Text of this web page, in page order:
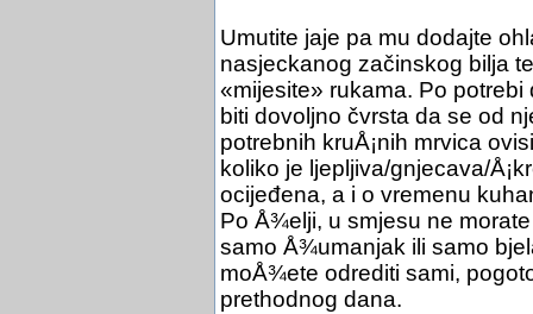
Umutite jaje pa mu dodajte
nasjeckanog začinskog bilja
«mijesite» rukama. Po potrebi
biti dovoljno čvrsta da se od
potrebnih kruÅ¡nih mrvica
koliko je ljepljiva/gnjecava/
ocijeđena, a i o vremenu
Po Å¾elji, u smjesu ne
samo Å¾umanjak ili samo
moÅ¾ete odrediti sami,
prethodnog dana.